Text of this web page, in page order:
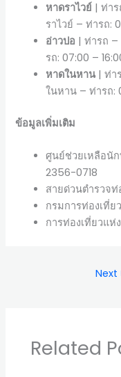
หาดราไวย์ | ท่า
ราไวย์ – ท่ารถ:
อ่าวปอ | ท่ารถ –
รถ: 07:00 –
หาดในหาน | ท่า
ในหาน – ท่ารถ:
ข้อมูลเพิ่มเติม
ศูนย์ช่วยเหลือนั
2356-0718
สายด่วนตำรวจท่
กรมการท่องเที่ยว
การท่องเที่ยวแห่
Next
Related